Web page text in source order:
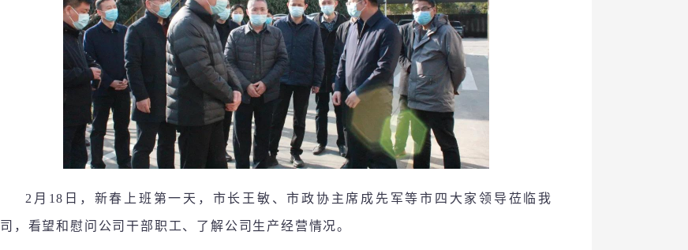
2月18日，新春上班第一天，市长王敏、市政协主席成先军等市四大家领导莅临我
司，看望和慰问公司干部职工、了解公司生产经营情况。